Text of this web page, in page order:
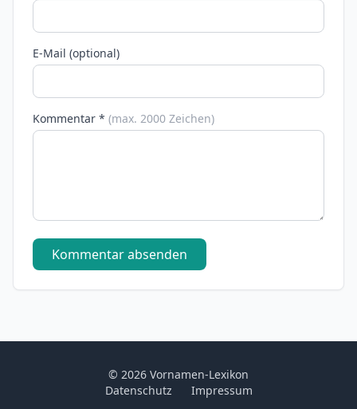
E-Mail (optional)
Kommentar * (max. 2000 Zeichen)
Kommentar absenden
© 2026 Vornamen-Lexikon
Datenschutz
Impressum